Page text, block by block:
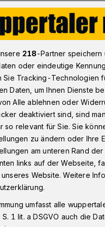
der Schwebebahn steht vor
Kaiserwagens der
Formen
damit zweite
in die
218-Partner
oder eindeutige
Sie Tracking-Technologien
Daten, um Ihnen Dienste
Alle ablehnen oder
deaktiviert sind, sind
so relevant für Sie. Sie
zu ändern oder Ihre
am unteren Rand
links auf der Webseite,
Website. Weitere
umfasst alle
1 lit. a DSGVO auch die